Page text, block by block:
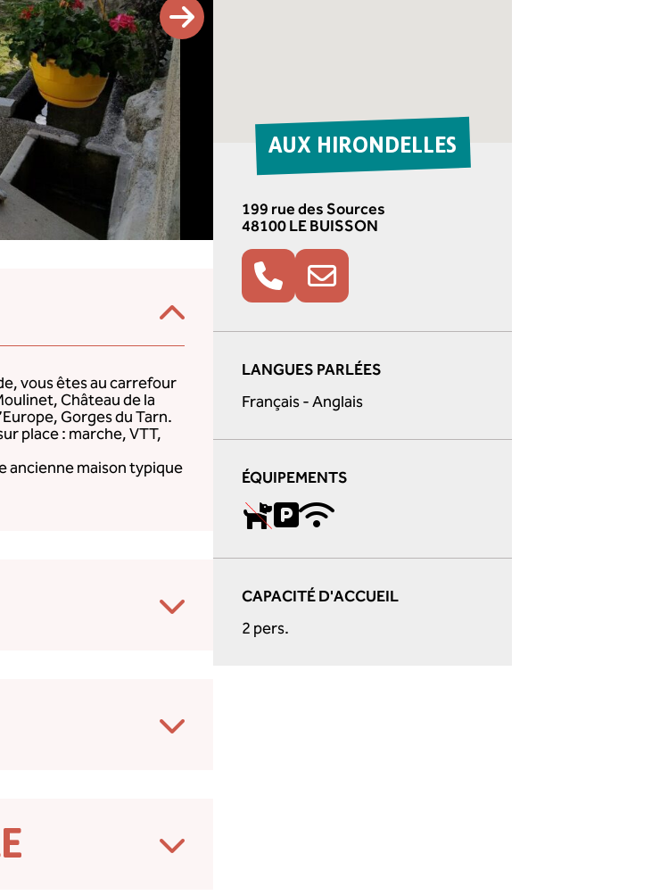
vous êtes au carrefour
Château de la
Gorges du Tarn.
place : marche, VTT,
ancienne maison typique
AUX HIRONDELLES
199 rue des Sources
48100 LE BUISSON
LANGUES PARLÉES
Français - Anglais
ÉQUIPEMENTS
CAPACITÉ D'ACCUEIL
2 pers.